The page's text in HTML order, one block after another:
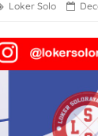
Loker Solo